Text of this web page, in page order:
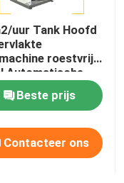
uur Tank Hoofd
roestvrij
Automatische
Beste prijs
Contacteer ons